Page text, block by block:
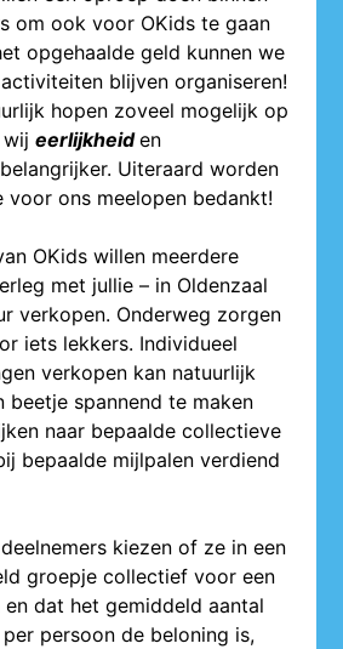
om ook voor OKids te gaan
opgehaalde geld kunnen we
blijven organiseren!
hopen zoveel mogelijk op
wijeerlijkheiden
belangrijker. Uiteraard worden
voor ons meelopen bedankt!
OKids willen meerdere
met jullie – in Oldenzaal
verkopen. Onderweg zorgen
iets lekkers. Individueel
verkopen kan natuurlijk
beetje spannend te maken
naar bepaalde collectieve
bepaalde mijlpalen verdiend
kiezen of ze in een
groepje collectief voor een
en dat het gemiddeld aantal
persoon de beloning is,